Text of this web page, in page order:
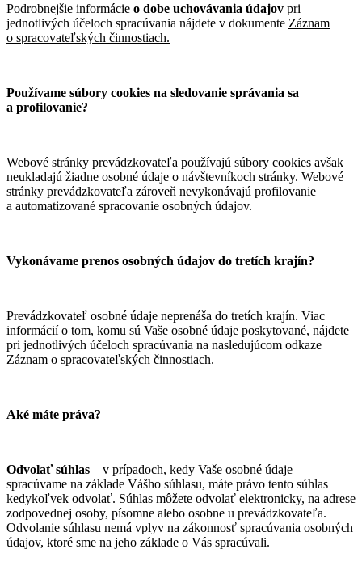
Podrobnejšie informácie o dobe uchovávania údajov pri
jednotlivých účeloch spracúvania nájdete v dokumente Záznam
o spracovateľských činnostiach.
Používame súbory cookies na sledovanie správania sa
a profilovanie?
Webové stránky prevádzkovateľa používajú súbory cookies avšak
neukladajú žiadne osobné údaje o návštevníkoch stránky. Webové
stránky prevádzkovateľa zároveň nevykonávajú profilovanie
a automatizované spracovanie osobných údajov.
Vykonávame prenos osobných údajov do tretích krajín?
Prevádzkovateľ osobné údaje neprenáša do tretích krajín. Viac
informácií o tom, komu sú Vaše osobné údaje poskytované, nájdete
pri jednotlivých účeloch spracúvania na nasledujúcom odkaze
Záznam o spracovateľských činnostiach.
Aké máte práva?
Odvolať súhlas – v prípadoch, kedy Vaše osobné údaje
spracúvame na základe Vášho súhlasu, máte právo tento súhlas
kedykoľvek odvolať. Súhlas môžete odvolať elektronicky, na adrese
zodpovednej osoby, písomne alebo osobne u prevádzkovateľa.
Odvolanie súhlasu nemá vplyv na zákonnosť spracúvania osobných
údajov, ktoré sme na jeho základe o Vás spracúvali.